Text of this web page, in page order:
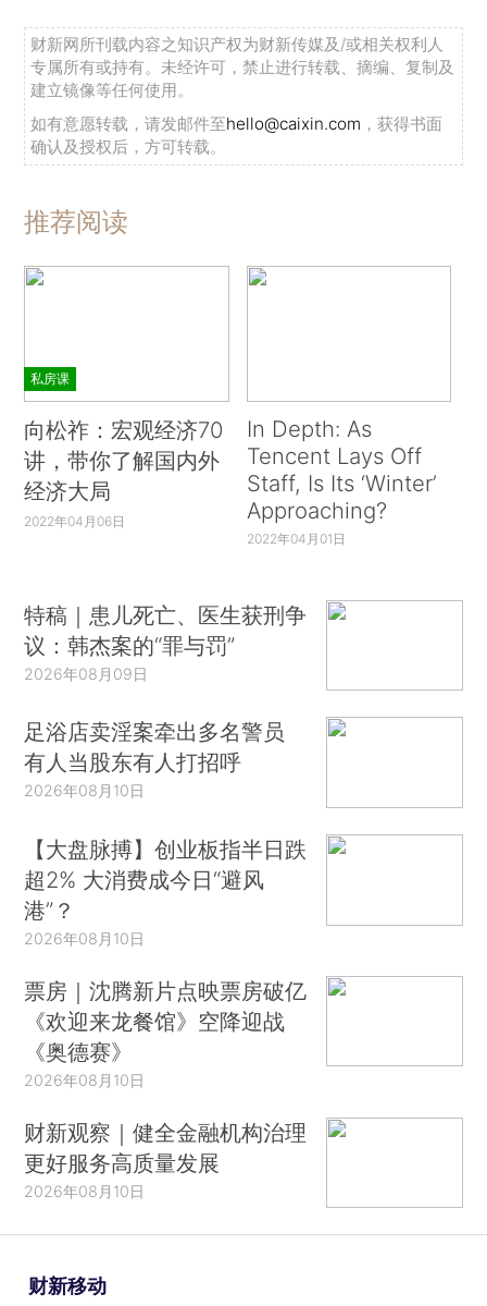
财新网所刊载内容之知识产权为财新传媒及/或相关权利人
专属所有或持有。未经许可，禁止进行转载、摘编、复制及
建立镜像等任何使用。
如有意愿转载，请发邮件至hello@caixin.com ，获得书面
确认及授权后，方可转载。
推荐阅读
私房课
向松祚：宏观经济70
讲，带你了解国内外
经济大局
2022年04月06日
In Depth: As
Tencent Lays Off
Staff, Is Its ‘Winter’
Approaching?
2022年04月01日
特稿｜患儿死亡、医生获刑争
议：韩杰案的“罪与罚”
2026年08月09日
足浴店卖淫案牵出多名警员
有人当股东有人打招呼
2026年08月10日
【大盘脉搏】创业板指半日跌
超2% 大消费成今日“避风
港”？
2026年08月10日
票房｜沈腾新片点映票房破亿
《欢迎来龙餐馆》空降迎战
《奥德赛》
2026年08月10日
财新观察｜健全金融机构治理
更好服务高质量发展
2026年08月10日
财新移动